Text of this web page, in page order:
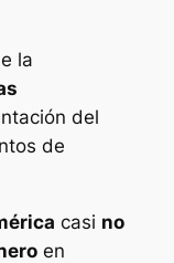
la
del
de
casi no
en